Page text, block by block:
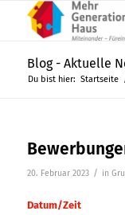
Blog - Aktuelle
Du bist hier: Startseite
20. Februar 2023 / in
Datum/Zeit